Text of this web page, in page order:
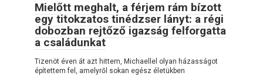
Mielőtt meghalt, a férjem rám bízott
egy titokzatos tinédzser lányt: a régi
dobozban rejtőző igazság felforgatta
a családunkat
Tizenöt éven át azt hittem, Michaellel olyan házasságot
építettem fel, amelyről sokan egész életükben